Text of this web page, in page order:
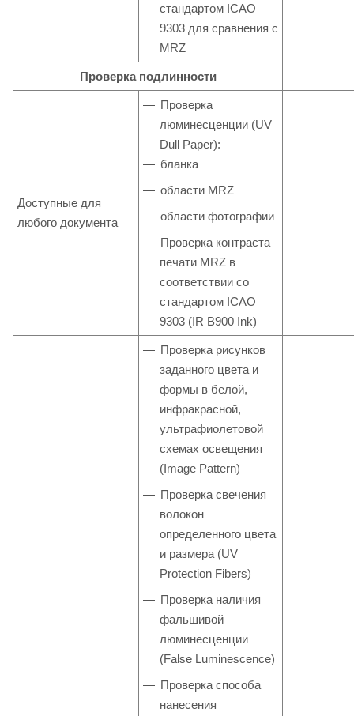
стандартом ICAO
9303 для сравнения с
MRZ
Проверка подлинности
Доступные для
любого документа
Проверка
люминесценции (UV
Dull Paper):
бланка
области MRZ
области фотографии
Проверка контраста
печати MRZ в
соответствии со
стандартом ICAO
9303 (IR B900 Ink)
Проверка рисунков
заданного цвета и
формы в белой,
инфракрасной,
ультрафиолетовой
схемах освещения
(Image Pattern)
Проверка свечения
волокон
определенного цвета
и размера (UV
Protection Fibers)
Проверка наличия
фальшивой
люминесценции
(False Luminescence)
Проверка способа
нанесения